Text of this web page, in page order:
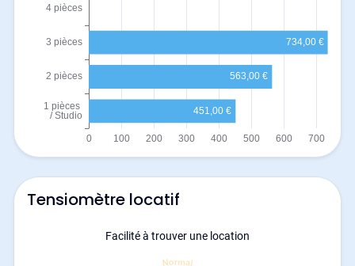
Tensiomètre locatif
Facilité à trouver une location